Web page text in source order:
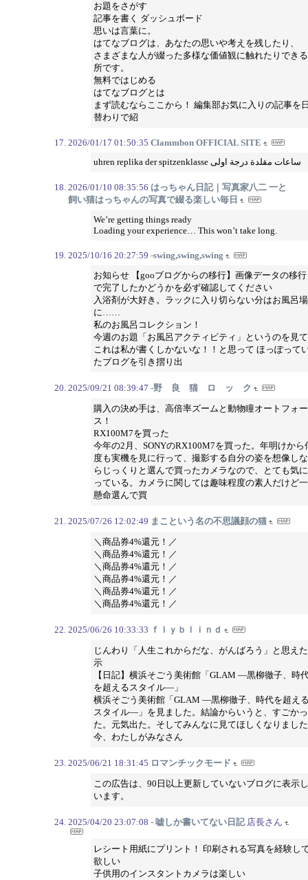
お題をさがす
記事を書く ダッシュボード
思いは言葉に。
はてなブログは、あなたの思いや考えを残したり、
さまざまな人が綴った多様な価値観に触れたりでき
所です。
無料ではじめる
はてなブログとは
まず読むならここから！ 編集部お気に入りの記事を
替わりで紹
2026/01/17 01:50:35 Clammbon OFFICIAL SITE
uhren replika der spitzenklasse ساعات مقلدة درجة اولى
2026/01/10 08:35:56 はっちゃん日記｜写真家八二 一と
飼い猫はっちゃんの写真で綴る楽しい毎日
We’re getting things ready
Loading your experience… This won’t take long.
2025/10/16 20:27:59 -swing,swing,swing
お知らせ 【gooブログからの移行】画像データの移
で完了したかどうかを必ず確認してください
入浴剤が大好き。ラックに入り切らない分はお風呂場
に……
私のお風呂コレクション！
今週のお題「お風呂アクティビティ」というのを見
これは私が書くしかないな！！と思って ほっぽって
たブログを引き摺り出
2025/09/21 08:39:47 -野 良 猫 ロ ッ ク
購入の決め手は、高倍率ズームと動物瞳オートフォ
ス！
RX100M7を買った
今年の2月、SONYのRX100M7を買った。年明けから
度も実機を見に行って、撮影する自分の姿を想像し
らじっくりと選んで買ったカメラなので、とても気
っている。カメラに関しては趣味程度の素人だけど
懸命選んで買
2025/07/26 12:02:49 まこという名の不思議顔の猫
＼商品券4%還元！／
＼商品券4%還元！／
＼商品券4%還元！／
＼商品券4%還元！／
＼商品券4%還元！／
＼商品券4%還元！／
2025/06/26 10:33:33 ｆｌｙｂｌｉｎｄ
じんわり「人生これからだな、がんばろう」と思え
示
【日記】横浜そごう美術館「GLAM ―黒柳徹子、時
を超えるスタイル―」
横浜そごう美術館「GLAM ―黒柳徹子、時代を超え
スタイル―」を見ました。結論からいうと、すごかっ
た。元気出た。そしてみんなに見てほしくなりまし
今、わたしがみなさん
2025/06/21 18:31:45 ロマンチックモード
この広告は、90日以上更新していないブログに表示
います。
2025/04/20 23:07:08 - 嘘しか書いてない日記 店長さん
レシート用紙にプリント！ 印刷される写真を経験し
欲しい
子供用のインスタントカメラは楽しい